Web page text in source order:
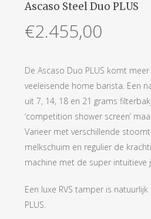
Ascaso Steel Duo PLUS
€2.455,00
De Ascaso Duo PLUS komt
veeleisende home barista. Een
uit 7, 14, 18 en 21 grams
‘competition shower screen’
Varieer met verschillende
melkschuim en regulier de
machine met de super intuïtieve
Een luxe RVS tamper is
PLUS.